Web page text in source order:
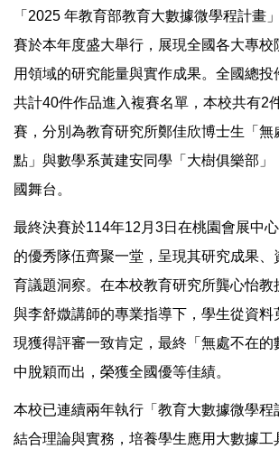
「2025 年教育部教育大數據微學程計畫
賽於本年度盛大舉行，展現全國各大專校
用領域的研究能量與實作成果。全國總投
共計40件作品進入複賽名單，本校共有2
賽，分別為教育研究所鄭佳欣博士生「無
點」與數學系黃建安同學「大樹俱樂部」
國舞台。
最終決賽於114年12月3日在桃園會展中
的優秀隊伍齊聚一堂，呈現其研究成果、
育議題洞察。在本校教育研究所龔心怡教
與李舒媺講師的專業指導下，學生從資料
現獲得評審一致肯定，最終「無處不在的
中脫穎而出，榮獲全國優等佳績。
本校已連續兩年執行「教育大數據微學程
結合理論與實務，培養學生應用大數據工